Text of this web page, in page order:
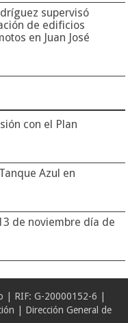
supervisó
de edificios
en Juan José
con el Plan
Azul en
de noviembre día de
| RIF: G-20000152-6 |
| Dirección General de